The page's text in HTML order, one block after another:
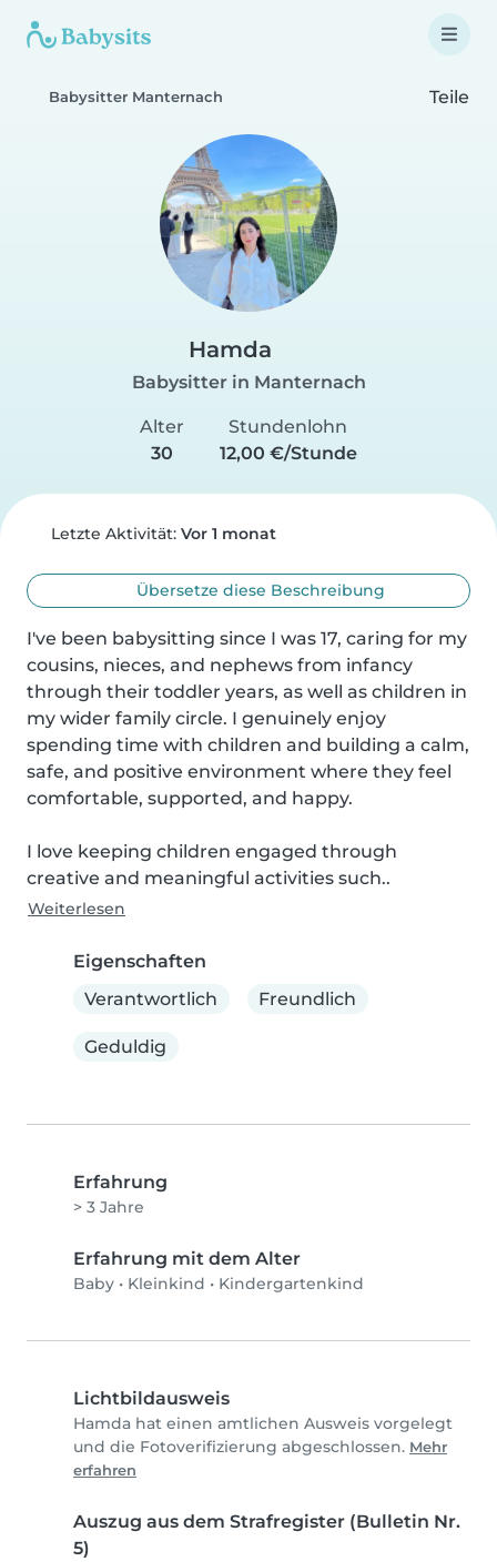
Babysitter Manternach Teile
Hamda
Babysitter in Manternach
Alter
30
Stundenlohn
12,00 €/Stunde
Letzte Aktivität: Vor 1 monat
Übersetze diese Beschreibung
I've been babysitting since I was 17, caring for my
cousins, nieces, and nephews from infancy
through their toddler years, as well as children in
my wider family circle. I genuinely enjoy
spending time with children and building a calm,
safe, and positive environment where they feel
comfortable, supported, and happy.
I love keeping children engaged through
creative and meaningful activities such..
Weiterlesen
Eigenschaften
Verantwortlich
Freundlich
Geduldig
Erfahrung
> 3 Jahre
Erfahrung mit dem Alter
Baby • Kleinkind • Kindergartenkind
Lichtbildausweis
Hamda hat einen amtlichen Ausweis vorgelegt
und die Fotoverifizierung abgeschlossen. Mehr
erfahren
Auszug aus dem Strafregister (Bulletin Nr.
5)